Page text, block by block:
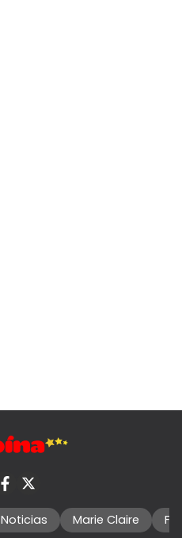
Noticias Marie Claire